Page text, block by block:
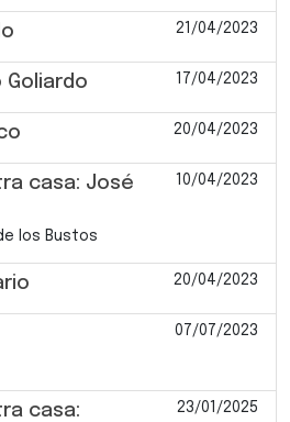
21/04/2023
Goliardo 17/04/2023
20/04/2023
casa: José
10/04/2023
los Bustos
20/04/2023
07/07/2023
casa:
23/01/2025